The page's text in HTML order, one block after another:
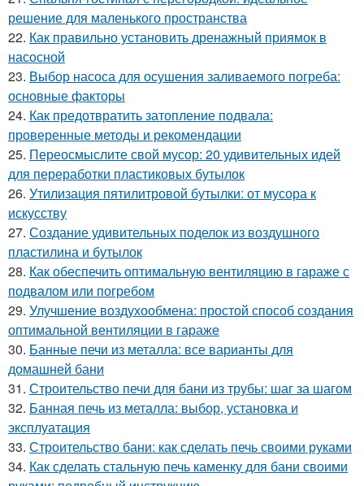
решение для маленького пространства
22. Как правильно установить дренажный приямок в
насосной
23. Выбор насоса для осушения заливаемого погреба:
основные факторы
24. Как предотвратить затопление подвала:
проверенные методы и рекомендации
25. Переосмыслите свой мусор: 20 удивительных идей
для переработки пластиковых бутылок
26. Утилизация пятилитровой бутылки: от мусора к
искусству
27. Создание удивительных поделок из воздушного
пластилина и бутылок
28. Как обеспечить оптимальную вентиляцию в гараже с
подвалом или погребом
29. Улучшение воздухообмена: простой способ создания
оптимальной вентиляции в гараже
30. Банные печи из металла: все варианты для
домашней бани
31. Строительство печи для бани из трубы: шаг за шагом
32. Банная печь из металла: выбор, установка и
эксплуатация
33. Строительство бани: как сделать печь своими руками
34. Как сделать стальную печь каменку для бани своими